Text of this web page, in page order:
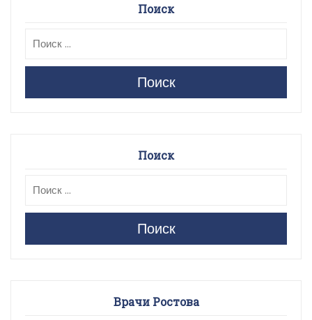
Поиск
Поиск
Поиск
Поиск
Врачи Ростова